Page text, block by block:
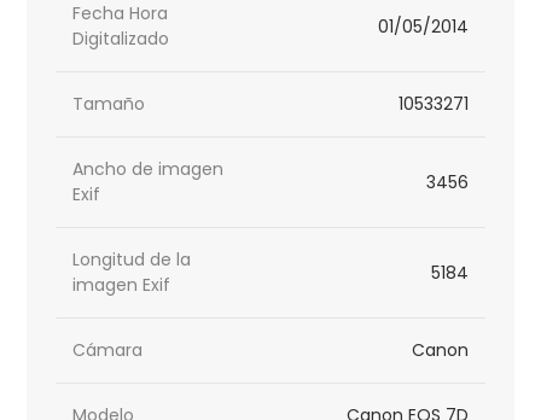
Fecha Hora
Digitalizado
01/05/2014
Tamaño 10533271
Ancho de imagen
Exif
3456
Longitud de la
imagen Exif
5184
Cámara Canon